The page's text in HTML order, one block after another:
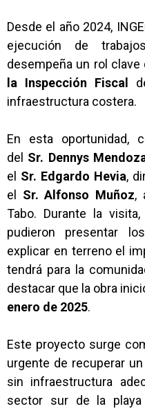
Desde el año 2024,
ejecución de
desempeña un rol clave
la Inspección Fiscal
infraestructura costera.
En esta oportunidad,
del Sr. Dennys
el Sr. Edgardo Hevia,
el Sr. Alfonso Muñoz,
Tabo. Durante la
pudieron presentar
explicar en terreno el
tendrá para la
destacar que la obra
enero de 2025.
Este proyecto surge
urgente de recuperar
sin infraestructura
sector sur de la playa